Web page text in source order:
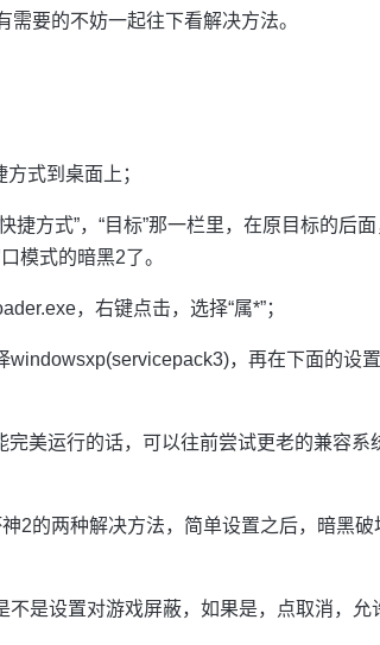
要的不妨一起往下看解决方法。
式到桌面上；
捷方式”，“目标”那一栏里，在原目标的后面
模式的暗黑2了。
，右键点击，选择“属*”；
windowsxp(servicepack3)，再在下面的设
美运行的话，可以往前尝试更老的兼容系
2的两种解决方法，简单设置之后，暗黑破
是设置对游戏屏蔽，如果是，点取消，允